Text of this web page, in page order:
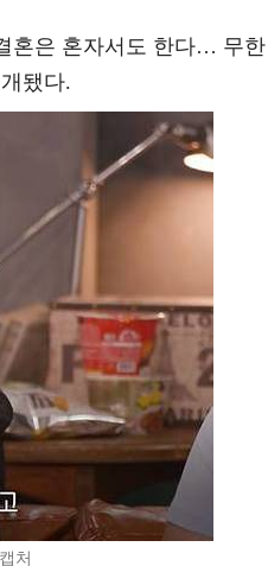
혼은 혼자서도 한다… 무한
됐다.
처